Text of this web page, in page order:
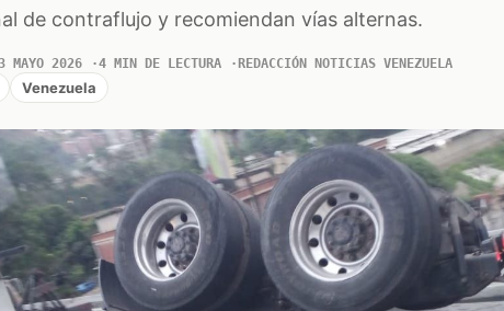
de contraflujo y recomiendan vías alternas.
MAYO 2026 4 MIN DE LECTURA REDACCIÓN NOTICIAS VENEZUELA
Venezuela